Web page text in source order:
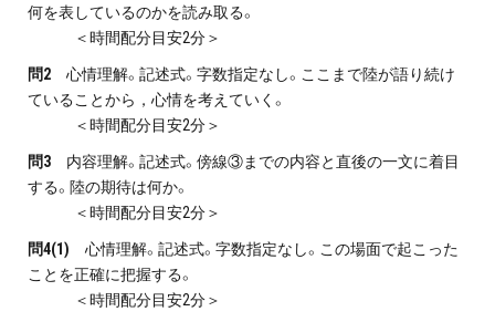
何を表しているのかを読み取る。
＜時間配分目安2分＞
問2 心情理解。記述式。字数指定なし。ここまで陸が語り続け
ていることから，心情を考えていく。
＜時間配分目安2分＞
問3 内容理解。記述式。傍線③までの内容と直後の一文に着目
する。陸の期待は何か。
＜時間配分目安2分＞
問4(1) 心情理解。記述式。字数指定なし。この場面で起こった
ことを正確に把握する。
＜時間配分目安2分＞